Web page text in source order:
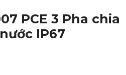
PCE 3 Pha chia
IP67